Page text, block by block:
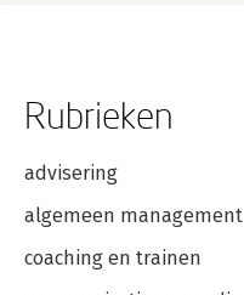
Rubrieken
advisering
algemeen management
coaching en trainen